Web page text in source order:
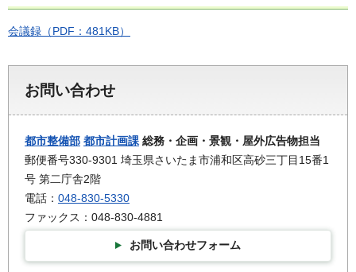
会議録（PDF：481KB）
お問い合わせ
都市整備部 都市計画課 総務・企画・景観・屋外広告物担当
郵便番号330-9301 埼玉県さいたま市浦和区高砂三丁目15番1
号 第二庁舎2階
電話： 048-830-5330
ファックス：048-830-4881
お問い合わせフォーム